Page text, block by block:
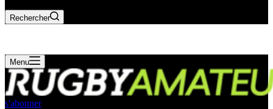
Rechercher
Menu
s'abonner